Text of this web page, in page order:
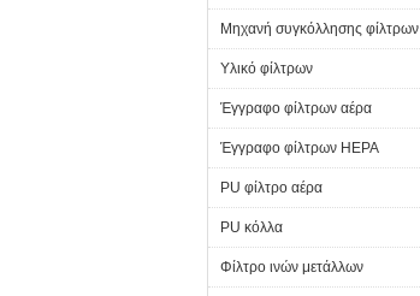
Μηχανή συγκόλλησης φίλτρων
Υλικό φίλτρων
Έγγραφο φίλτρων αέρα
Έγγραφο φίλτρων HEPA
PU φίλτρο αέρα
PU κόλλα
Φίλτρο ινών μετάλλων